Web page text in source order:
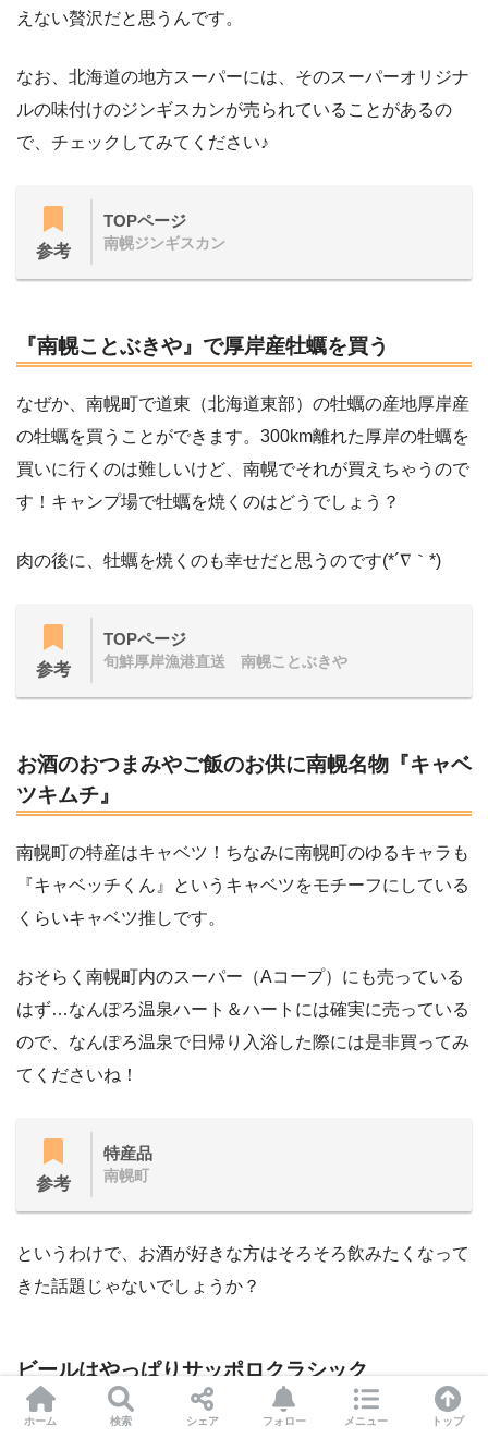
えない贅沢だと思うんです。
なお、北海道の地方スーパーには、そのスーパーオリジナ
ルの味付けのジンギスカンが売られていることがあるの
で、チェックしてみてください♪
参考
TOPページ
南幌ジンギスカン
『南幌ことぶきや』で厚岸産牡蠣を買う
なぜか、南幌町で道東（北海道東部）の牡蠣の産地厚岸産
の牡蠣を買うことができます。300km離れた厚岸の牡蠣を
買いに行くのは難しいけど、南幌でそれが買えちゃうので
す！キャンプ場で牡蠣を焼くのはどうでしょう？
肉の後に、牡蠣を焼くのも幸せだと思うのです(*´∇｀*)
参考
TOPページ
旬鮮厚岸漁港直送 南幌ことぶきや
お酒のおつまみやご飯のお供に南幌名物『キャベ
ツキムチ』
南幌町の特産はキャベツ！ちなみに南幌町のゆるキャラも
『キャベッチくん』というキャベツをモチーフにしている
くらいキャベツ推しです。
おそらく南幌町内のスーパー（Aコープ）にも売っている
はず…なんぽろ温泉ハート＆ハートには確実に売っている
ので、なんぽろ温泉で日帰り入浴した際には是非買ってみ
てくださいね！
参考
特産品
南幌町
というわけで、お酒が好きな方はそろそろ飲みたくなって
きた話題じゃないでしょうか？
ビールはやっぱりサッポロクラシック
北海道限定のビールといえば、サッポロクラシックです
ホーム 検索 シェア フォロー メニュー トップ